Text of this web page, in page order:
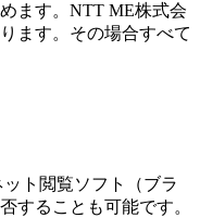
ます。NTT ME株式会
ます。その場合すべて
ト閲覧ソフト（ブラ
することも可能です。